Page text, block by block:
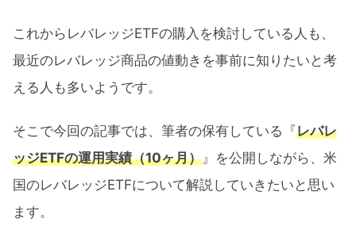
これからレバレッジETFの購入を検討している人も、
最近のレバレッジ商品の値動きを事前に知りたいと考
える人も多いようです。
そこで今回の記事では、筆者の保有している『レバレ
ッジETFの運用実績（10ヶ月） 』を公開しながら、米
国のレバレッジETFについて解説していきたいと思い
ます。